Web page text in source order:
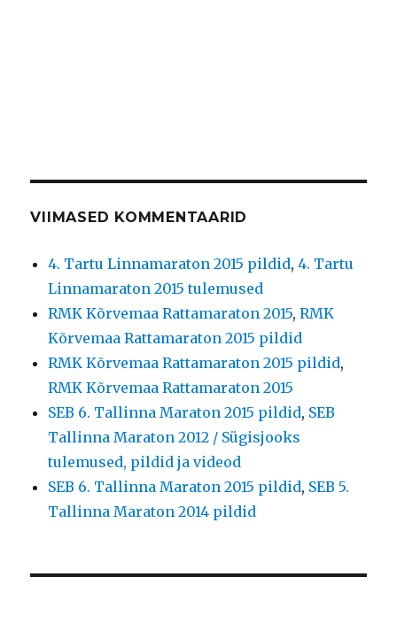
VIIMASED KOMMENTAARID
4. Tartu Linnamaraton 2015 pildid,4. Tartu
Linnamaraton 2015 tulemused
RMK Kõrvemaa Rattamaraton 2015,RMK
Kõrvemaa Rattamaraton 2015 pildid
RMK Kõrvemaa Rattamaraton 2015 pildid,
RMK Kõrvemaa Rattamaraton 2015
SEB 6. Tallinna Maraton 2015 pildid, SEB
Tallinna Maraton 2012 / Sügisjooks
tulemused, pildid ja videod
SEB 6. Tallinna Maraton 2015 pildid, SEB 5.
Tallinna Maraton 2014 pildid